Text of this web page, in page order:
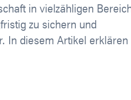
in vielzähligen
zu sichern und
In diesem Artikel